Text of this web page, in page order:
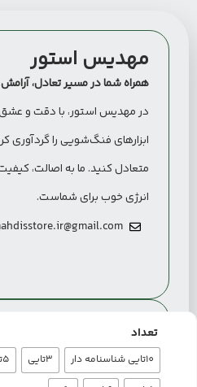
تعداد
10تایی شناسنامه دار 3تایی 5تایی
مهدیس استور
همراه شما در مسیر تعادل،
در مهدیس استور، با دقت و
ابزارهای فنگ‌شویی را گردآوری
متعادل کنید. ما به اصالت،
انرژی خوب برای شماست.
آدرس
آذربایجان شرقی، بناب،